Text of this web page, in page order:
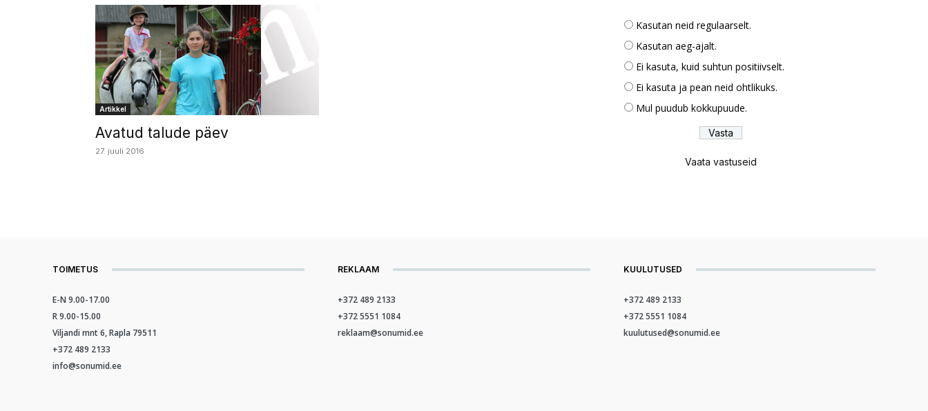
Artikkel
Avatud talude päev
27. juuli 2016
Kasutan neid regulaarselt.
Kasutan aeg-ajalt.
Ei kasuta, kuid suhtun positiivselt.
Ei kasuta ja pean neid ohtlikuks.
Mul puudub kokkupuude.
Vaata vastuseid
TOIMETUS
E-N 9.00-17.00
R 9.00-15.00
Viljandi mnt 6, Rapla 79511
+372 489 2133
info@sonumid.ee
REKLAAM
+372 489 2133
+372 5551 1084
reklaam@sonumid.ee
KUULUTUSED
+372 489 2133
+372 5551 1084
kuulutused@sonumid.ee